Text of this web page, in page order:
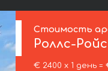
Стоимость
Роллс-Ройс
€ 2400 х 1 день =